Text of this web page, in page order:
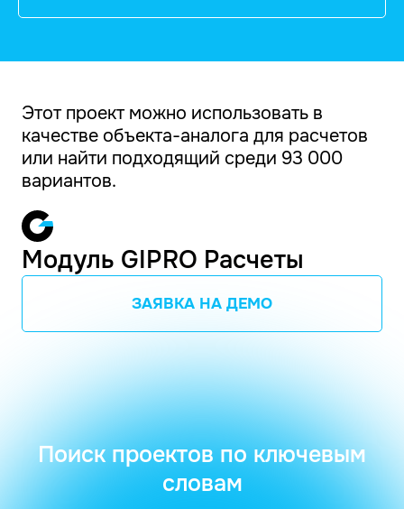
Этот проект можно использовать в
качестве объекта-аналога для расчетов
или найти подходящий среди 93 000
вариантов.
Модуль GIPRO Расчеты
ЗАЯВКА НА ДЕМО
Поиск проектов по ключевым
словам